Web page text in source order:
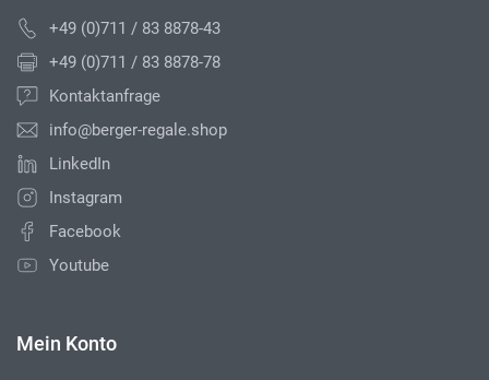
+49 (0)711 / 83 8878-43
+49 (0)711 / 83 8878-78
Kontaktanfrage
info@berger-regale.shop
LinkedIn
Instagram
Facebook
Youtube
Mein Konto